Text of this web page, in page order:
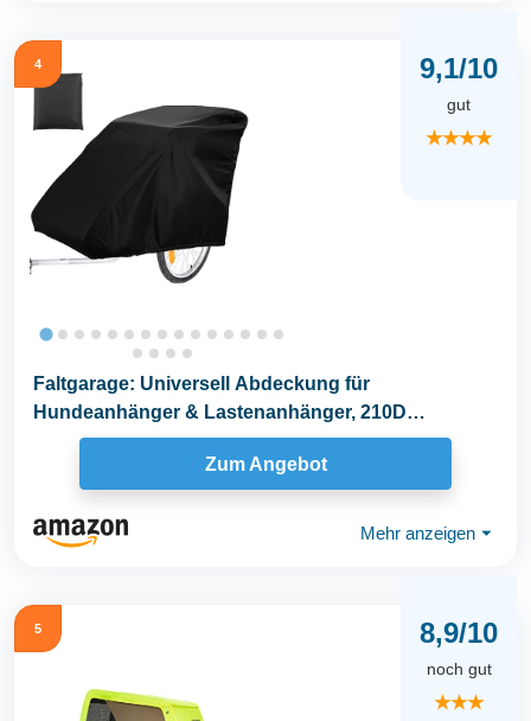
4 9,1/10
gut
★★★★
Faltgarage: Universell Abdeckung für
Hundeanhänger & Lastenanhänger, 210D
Wasserdicht, Winddicht...
Zum Angebot
Mehr anzeigen ⏷
5 8,9/10
noch gut
★★★